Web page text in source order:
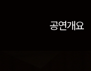
공연개요